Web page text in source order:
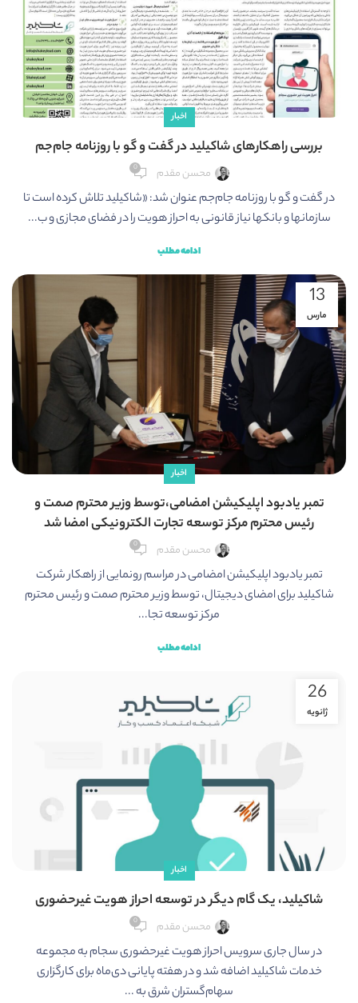
اخبار
بررسی راهکارهای شاکیلید در گفت و گو با روزنامه جام‌جم
محسن مقدم 0
در گفت و گو با روزنامه­ ­جام‌­جم عنوان شد: «شاکیلید تلاش کرده است تا
سازمان‎ها و بانک‎ها نیاز قانونی به احراز هویت را در فضای مجازی و ب...
ادامه مطلب
13
مارس
اخبار
تمبر یادبود اپلیکیشن امضامی،توسط وزیر محترم صمت و
رئیس محترم مرکز توسعه تجارت الکترونیکی امضا شد
محسن مقدم 0
تمبر یادبود اپلیکیشن امضامی در مراسم رونمایی از راهکار شرکت
شاکیلید برای امضای دیجیتال، توسط وزیر محترم صمت و رئیس محترم
مرکز توسعه تجا...
ادامه مطلب
26
ژانویه
اخبار
شاکیلید، یک گام دیگر در توسعه احراز هویت غیرحضوری
محسن مقدم 0
در سال جاری سرویس احراز هویت غیرحضوری سجام به مجموعه
خدمات شاکیلید اضافه شد و در هفته پایانی دی‌ماه برای کارگزاری
سهام‌گستران شرق به ...